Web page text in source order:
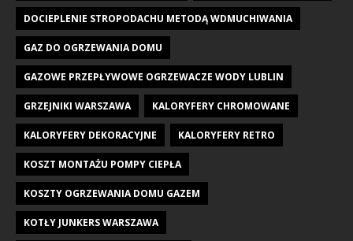
DOCIEPLENIE STROPODACHU METODĄ WDMUCHIWANIA
GAZ DO OGRZEWANIA DOMU
GAZOWE PRZEPŁYWOWE OGRZEWACZE WODY LUBLIN
GRZEJNIKI WARSZAWA KALORYFERY CHROMOWANE
KALORYFERY DEKORACYJNE KALORYFERY RETRO
KOSZT MONTAŻU POMPY CIEPŁA
KOSZTY OGRZEWANIA DOMU GAZEM
KOTŁY JUNKERS WARSZAWA